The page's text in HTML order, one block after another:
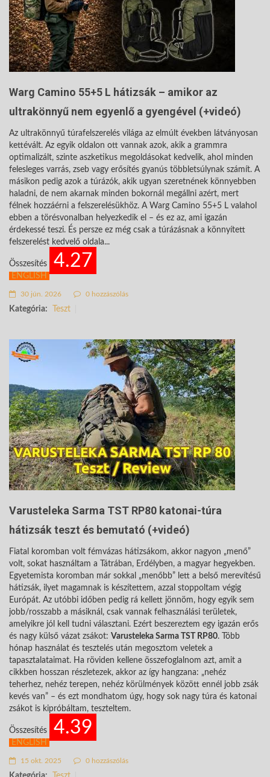
Warg Camino 55+5 L hátizsák – amikor az
ultrakönnyű nem egyenlő a gyengével (+videó)
Az ultrakönnyű túrafelszerelés világa az elmúlt években látványosan
kettévált. Az egyik oldalon ott vannak azok, akik a grammra
optimalizált, szinte aszketikus megoldásokat kedvelik, ahol minden
felesleges varrás, zseb vagy erősítés gyanús többletsúlynak számít. A
másikon pedig azok a túrázók, akik ugyan szeretnének könnyebben
haladni, de nem akarnak minden bokornál megállni azért, mert
félnek hozzáérni a felszerelésükhöz. A Warg Camino 55+5 L valahol
ebben a törésvonalban helyezkedik el – és ez az, ami igazán
érdekessé teszi. És persze ez még csak a túrázásnak a könnyített
felszerelést kedvelő oldala...
Összesítés 4.27
ENGLISH
30 jún. 2026 0 hozzászólás
Kategória: Teszt
Varusteleka Sarma TST RP80 katonai-túra
hátizsák teszt és bemutató (+videó)
Fiatal koromban volt fémvázas hátizsákom, akkor nagyon „menő”
volt, sokat használtam a Tátrában, Erdélyben, a magyar hegyekben.
Egyetemista koromban már sokkal „menőbb” lett a belső merevítésű
hátizsák, ilyet magamnak is készítettem, azzal stoppoltam végig
Európát. Az utóbbi időben pedig rá kellett jönnöm, hogy egyik sem
jobb/rosszabb a másiknál, csak vannak felhasználási területek,
amelyikre jól kell tudni választani. Ezért beszereztem egy igazán erős
és nagy külső vázat zsákot: Varusteleka Sarma TST RP80. Több
hónap használat és tesztelés után megosztom veletek a
tapasztalataimat. Ha röviden kellene összefoglalnom azt, amit a
cikkben hosszan részletezek, akkor az így hangzana: „nehéz
teherhez, nehéz terepen, nehéz körülmények között ennél jobb zsák
kevés van” – és ezt mondhatom úgy, hogy sok nagy túra és katonai
zsákot is kipróbáltam, teszteltem.
Összesítés 4.39
ENGLISH
15 okt. 2025 0 hozzászólás